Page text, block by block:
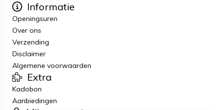
Informatie
Openingsuren
Over ons
Verzending
Disclaimer
Algemene voorwaarden
Extra
Kadobon
Aanbiedingen